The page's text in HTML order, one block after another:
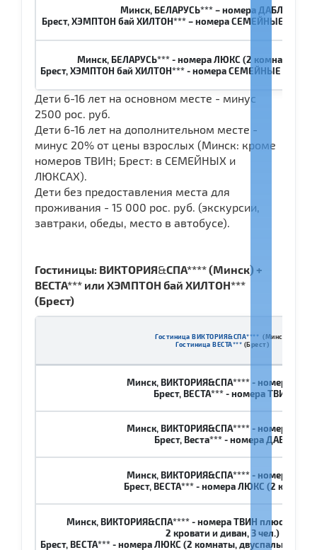
Минск, БЕЛАРУСЬ*** – номера ДАБЛ
Брест, ХЭМПТОН бай ХИЛТОН*** – номера СЕМЕЙНЫЕ (1
Минск, БЕЛАРУСЬ*** - номера ЛЮКС (2 комнаты, 2
Брест, ХЭМПТОН бай ХИЛТОН*** - номера СЕМЕЙНЫЕ (1
Дети 6-16 лет на основном месте - минус
2500 рос. руб.
Дети 6-16 лет на дополнительном месте -
минус 20% от цены взрослых (Минск: кроме
номеров ТВИН; Брест: в СЕМЕЙНЫХ и
ЛЮКСАХ).
Дети без предоставления места для
проживания - 15 000 рос. руб. (экскурсии,
завтраки, обеды, место в автобусе).
Гостиницы: ВИКТОРИЯ&СПА**** (Минск) +
ВЕСТА*** или ХЭМПТОН бай ХИЛТОН***
(Брест)
Гостиница ВИКТОРИЯ&СПА**** (Минск)
Гостиница ВЕСТА*** (Брест)
Минск, ВИКТОРИЯ&СПА**** - номера ТВИН
Брест, ВЕСТА*** - номера ТВИН
Минск, ВИКТОРИЯ&СПА**** - номера
Брест, Веста*** - номера ДАБЛ
Минск, ВИКТОРИЯ&СПА**** - номера
Брест, ВЕСТА*** - номера ЛЮКС (2
Минск, ВИКТОРИЯ&СПА**** - номера ТВИН плюс (1
2 кровати и диван, 3 чел.)
Брест, ВЕСТА*** - номера ЛЮКС (2 комнаты, двуспальная